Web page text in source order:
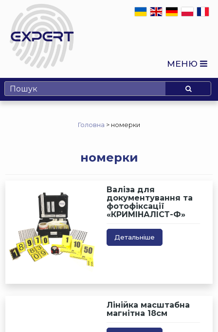
МЕНЮ
Головна > номерки
номерки
Валіза для
документування та
фотофіксації
«КРИМІНАЛІСТ-Ф»
Детальніше
Лінійка масштабна
магнітна 18см